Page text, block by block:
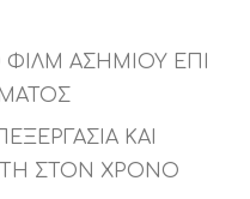
ΑΣΗΜΙΟΥ ΕΠΙ
ΚΑΙ
ΣΤΟΝ ΧΡΟΝΟ